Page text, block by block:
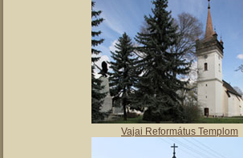
Molnár Mátyás Általános Iskola